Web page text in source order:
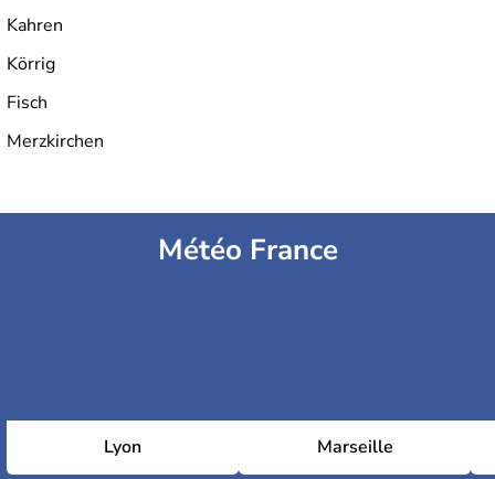
Kahren
Körrig
Fisch
Merzkirchen
Météo France
Lyon Marseille